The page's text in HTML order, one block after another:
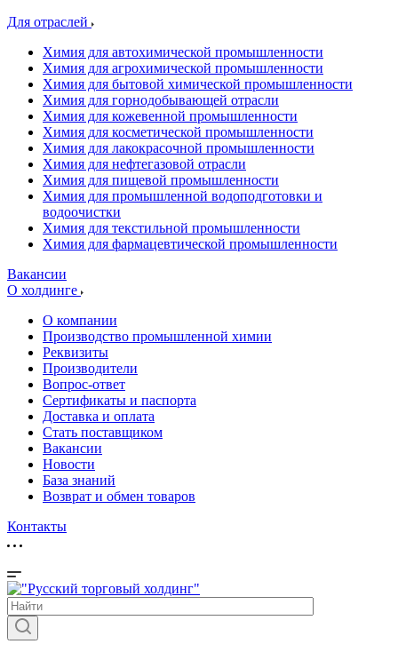
Для отраслей
Химия для автохимической промышленности
Химия для агрохимической промышленности
Химия для бытовой химической промышленности
Химия для горнодобывающей отрасли
Химия для кожевенной промышленности
Химия для косметической промышленности
Химия для лакокрасочной промышленности
Химия для нефтегазовой отрасли
Химия для пищевой промышленности
Химия для промышленной водоподготовки и
водоочистки
Химия для текстильной промышленности
Химия для фармацевтической промышленности
Вакансии
О холдинге
О компании
Производство промышленной химии
Реквизиты
Производители
Вопрос-ответ
Сертификаты и паспорта
Доставка и оплата
Стать поставщиком
Вакансии
Новости
База знаний
Возврат и обмен товаров
Контакты